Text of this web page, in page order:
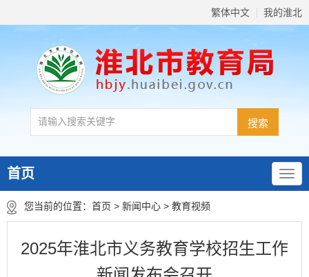
繁体中文 我的淮北
首页
您当前的位置： 首页 > 新闻中心 > 教育视频
2025年淮北市义务教育学校招生工作